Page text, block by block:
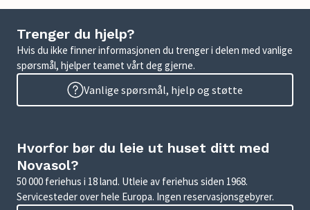
Trenger du hjelp?
Hvis du ikke finner informasjonen du trenger i delen med vanlige
spørsmål, hjelper teamet vårt deg gjerne.
Vanlige spørsmål, hjelp og støtte
Hvorfor bør du leie ut huset ditt med
Novasol?
50 000 feriehus i 18 land. Utleie av feriehus siden 1968.
Servicesteder over hele Europa. Ingen reservasjonsgebyrer.